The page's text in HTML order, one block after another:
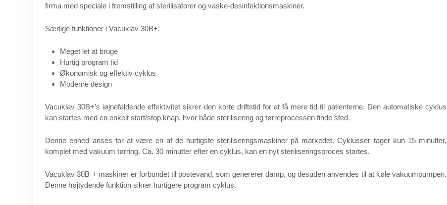
firma med speciale i fremstilling af sterilisatorer og vaske-desinfektionsmaskiner.
Særlige funktioner i Vacuklav 30B+:
Meget let at bruge
Hurtig program tid
Økonomisk og effektiv cyklus
Moderne design
Vacuklav 30B+’s iøjnefaldende effektivitet sikrer den korte driftstid for at få mere tid til patienterne. Den automatiske cyklus
kan startes med en enkelt start/stop knap, hvor både sterilisering og tørreprocessen finde sted.
Denne enhed anses for at være en af de hurtigste steriliseringsmaskiner på markedet. Cyklusser tager kun 15 minutter,
komplet med vakuum tørring. Ca. 30 minutter efter en cyklus, kan en nyt steriliseringsproces startes.
Vacuklav 30B + maskiner er forbundet til postevand, som genererer damp, og desuden anvendes til at køle vakuumpumpen.
Denne højtydende funktion sikrer hurtigere program cyklus.